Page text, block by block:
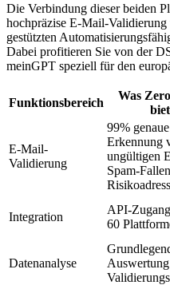
Die Verbindung dieser beiden
hochpräzise E-Mail-
gestützten
Dabei profitieren Sie von der
meinGPT speziell für den
Funktionsbereich
Was
E-Mail-
Validierung
99% genaue
Erkennung
ungültigen
Spam-
Integration
API-
60
Datenanalyse